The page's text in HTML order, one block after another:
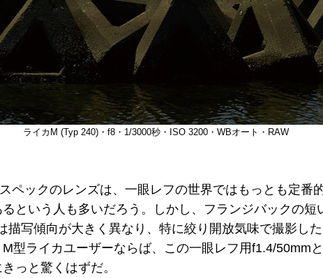
ライカM (Typ 240)・f8・1/3000秒・ISO 3200・WBオート・RAW
ペックのレンズは、一眼レフの世界ではもっとも定番
という人も多いだろう。しかし、フランジバックの短
描写傾向が大きく異なり、特に絞り開放気味で撮影し
型ライカユーザーならば、この一眼レフ用f1.4/50mm
っと驚くはずだ。